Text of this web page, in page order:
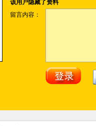
该用户隐藏了资料
留言内容：